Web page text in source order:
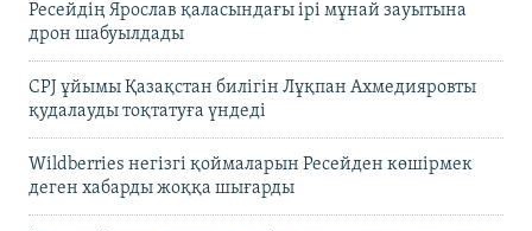
Ресейдің Ярослав қаласындағы ірі мұнай зауытына
дрон шабуылдады
CPJ ұйымы Қазақстан билігін Лұқпан Ахмедияровты
қудалауды тоқтатуға үндеді
Wildberries негізгі қоймаларын Ресейден көшірмек
деген хабарды жоққа шығарды